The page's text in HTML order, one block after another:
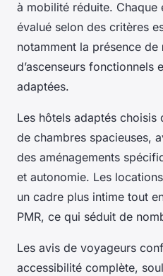
à mobilité réduite. Chaque
évalué selon des critères
notamment la présence de
d’ascenseurs fonctionnels
adaptées.
Les hôtels adaptés choisis
de chambres spacieuses,
des aménagements
et autonomie. Les
un cadre plus intime tout
PMR, ce qui séduit de
Les avis de voyageurs
accessibilité complète,